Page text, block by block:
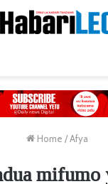
Home / Afya
mifumo